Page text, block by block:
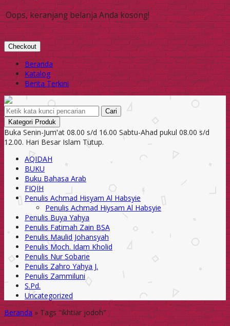
Oops, keranjang belanja Anda kosong!
Checkout
Beranda
Katalog
Berita Terkini
Cari
Kategori Produk
Buka Senin-Jum'at 08.00 s/d 16.00 Sabtu-Ahad pukul 08.00 s/d
12.00. Hari Besar Islam Tutup.
AQIDAH
BUKU
Buku Bahasa Arab
FIQIH
Penulis Achmad Hisyam Al Habsyie
Penulis Achmad Hiysam Al Habsyie
Penulis Buya Yahya
Penulis Fatimah Zain BSA
Penulis Maulid Johansyah
Penulis Moch. Idam Kholid
Penulis Nur Sobarie
Penulis Zahro Yahya J.
Penulis Zammiluni
S.Pd.
Uncategorized
Beranda»Tags "ikhtiar jodoh"